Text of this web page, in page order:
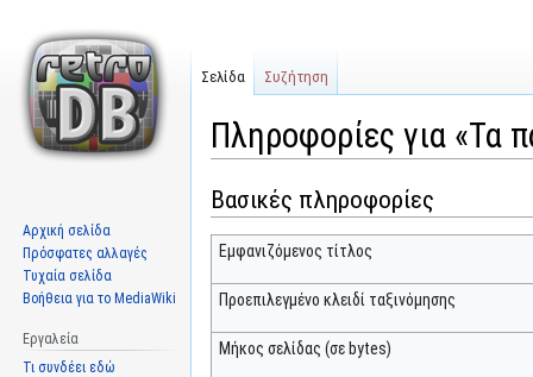
Πληροφορίες για «Τα
Μετάβαση
στην
πλοήγηση
Πήδηση
στην
αναζήτηση
Βασικές πληροφορίες
Εμφανιζόμενος τίτλος
Προεπιλεγμένο κλειδί ταξινόμησης
Μήκος σελίδας (σε bytes)
Σελίδα Συζήτηση
Αρχική σελίδα
Πρόσφατες αλλαγές
Τυχαία σελίδα
Βοήθεια για το MediaWiki
Εργαλεία
Τι συνδέει εδώ